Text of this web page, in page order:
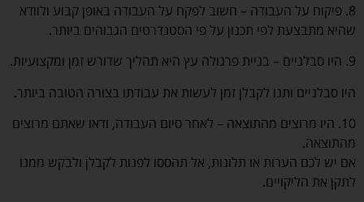
8. פיקוח על העבודה – חשוב לפקח על העבודה באופן קבוע ולוודא
שהיא מתבצעת לפי תכנון על פי הסטנדרטים הגבוהים ביותר.
9. היו סבלניים – בניית פרגולה עץ היא תהליך שדורש זמן ומקצועיות.
היו סבלניים ותנו לקבלן זמן לעשות את עבודתו בצורה הטובה ביותר.
10. היו מרוצים מהתוצאה – לאחר סיום העבודה, ודאו שאתם מרוצים
מהתוצאה.
אם יש לכם הערות או תלונות, אל תהססו לפנות לקבלן ולבקש ממנו
לתקן את הליקויים.